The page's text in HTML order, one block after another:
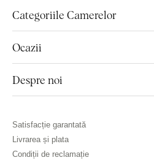
Categoriile Camerelor
Ocazii
Despre noi
Satisfacție garantată
Livrarea și plata
Condiții de reclamație